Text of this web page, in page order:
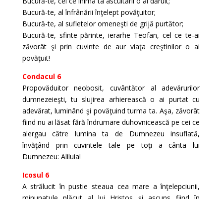
Bucură-te, al înfrânării înţelept povăţuitor;
Bucură-te, al sufletelor omeneşti de grijă purtător;
Bucură-te, sfinte părinte, ierarhe Teofan, cel ce te-ai
zăvorât şi prin cuvinte de aur viaţa creştinilor o ai
povăţuit!
Condacul 6
Propovăduitor neobosit, cuvântător al adevărurilor
dumnezeieşti, tu slujirea arhierească o ai purtat cu
adevărat, luminând şi povăţuind turma ta. Aşa, zăvorât
fiind nu ai lăsat fără îndrumare duhovnicească pe cei ce
alergau către lumina ta de Dumnezeu insuflată,
învăţând prin cuvintele tale pe toţi a cânta lui
Dumnezeu: Aliluia!
Icosul 6
A strălucit în pustie steaua cea mare a înţelepciunii,